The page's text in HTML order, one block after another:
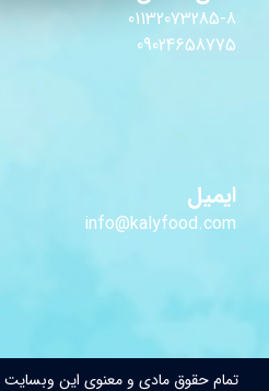
01132073285-8
09024658775
ایمیل
info@kalyfood.com
تمام حقوق مادی و معنوی این